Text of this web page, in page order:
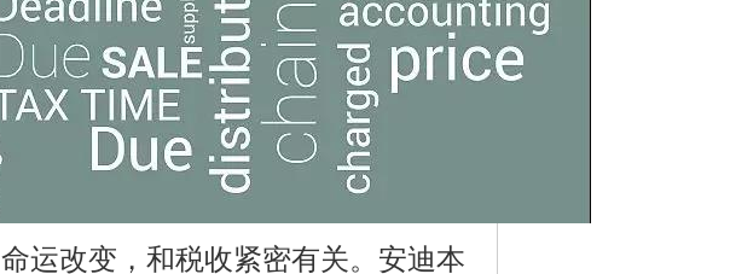
运改变，和税收紧密有关。安迪本